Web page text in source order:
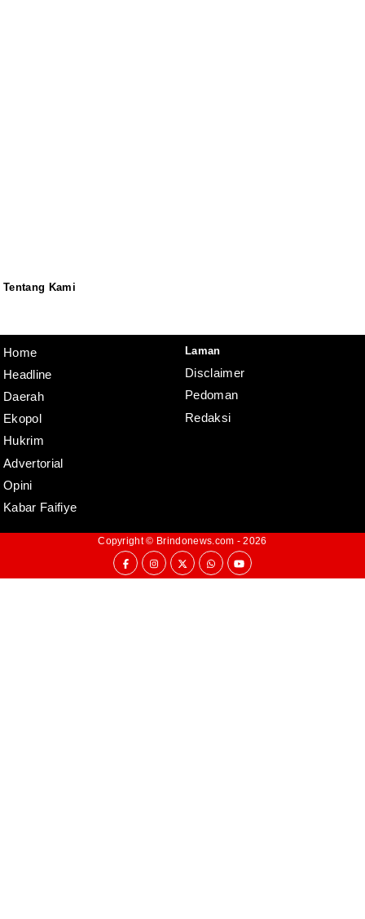
Tentang Kami
Home
Headline
Daerah
Ekopol
Hukrim
Advertorial
Opini
Kabar Faifiye
Laman
Disclaimer
Pedoman
Redaksi
Copyright © Brindonews.com - 2026